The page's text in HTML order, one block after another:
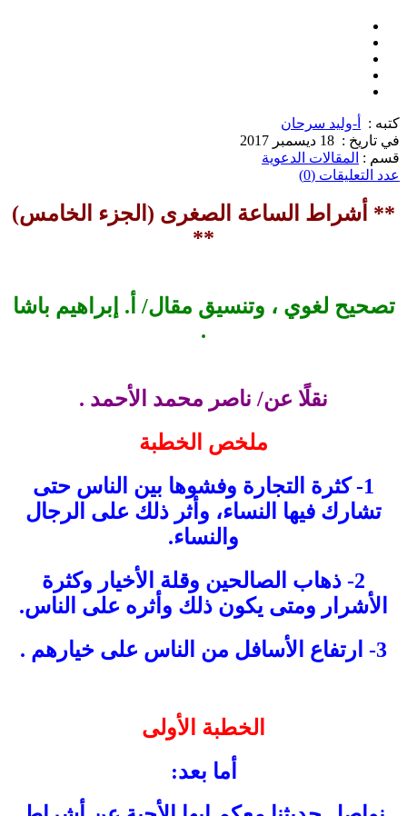
كتبه :
أ-وليد سرحان
في تاريخ : 18 ديسمبر 2017
قسم : المقالات الدعوية
عدد التعليقات (0)
** أشراط الساعة الصغرى (الجزء الخامس)
**
تصحيح لغوي ، وتنسيق مقال/ أ. إبراهيم باشا
.
نقلًا عن/ ناصر محمد الأحمد .
ملخص الخطبة
1- كثرة التجارة وفشوها بين الناس حتى
تشارك فيها النساء، وأثر ذلك على الرجال
والنساء.
2- ذهاب الصالحين وقلة الأخيار وكثرة
الأشرار ومتى يكون ذلك وأثره على الناس.
3- ارتفاع الأسافل من الناس على خيارهم .
الخطبة الأولى
أما بعد: